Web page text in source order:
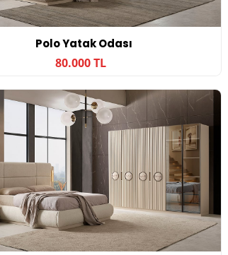
Polo Yatak Odası
80.000 TL